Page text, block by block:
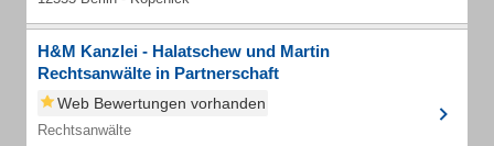
H&M Kanzlei - Halatschew und Martin
Rechtsanwälte in Partnerschaft
Web Bewertungen vorhanden
Rechtsanwälte